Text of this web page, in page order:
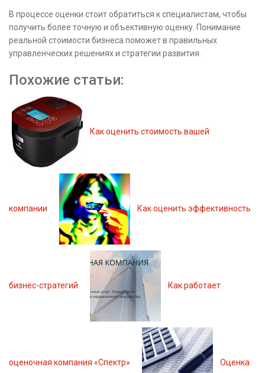
В процессе оценки стоит обратиться к специалистам, чтобы
получить более точную и объективную оценку. Понимание
реальной стоимости бизнеса поможет в правильных
управленческих решениях и стратегии развития.
Похожие статьи:
Как оценить стоимость вашей
компании Как оценить эффективность
бизнес-стратегий Как работает
оценочная компания «Спектр» Оценка